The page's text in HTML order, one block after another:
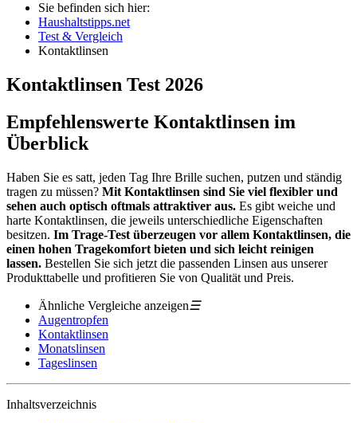
Sie befinden sich hier:
Haushaltstipps.net
Test & Vergleich
Kontaktlinsen
Kontaktlinsen Test 2026
Empfehlenswerte Kontaktlinsen im
Überblick
Haben Sie es satt, jeden Tag Ihre Brille suchen, putzen und ständig
tragen zu müssen? Mit Kontaktlinsen sind Sie viel flexibler und
sehen auch optisch oftmals attraktiver aus. Es gibt weiche und
harte Kontaktlinsen, die jeweils unterschiedliche Eigenschaften
besitzen. Im Trage-Test überzeugen vor allem Kontaktlinsen, die
einen hohen Tragekomfort bieten und sich leicht reinigen
lassen. Bestellen Sie sich jetzt die passenden Linsen aus unserer
Produkttabelle und profitieren Sie von Qualität und Preis.
Ähnliche Vergleiche anzeigen☰
Augentropfen
Kontaktlinsen
Monatslinsen
Tageslinsen
Inhaltsverzeichnis